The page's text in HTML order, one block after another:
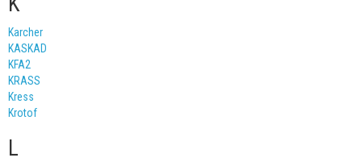
Karcher
KASKAD
KFA2
KRASS
Kress
Krotof
L